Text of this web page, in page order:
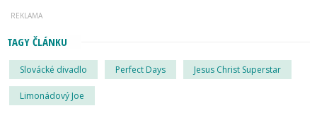
TAGY ČLÁNKU
Slovácké divadlo Perfect Days Jesus Christ Superstar
Limonádový Joe